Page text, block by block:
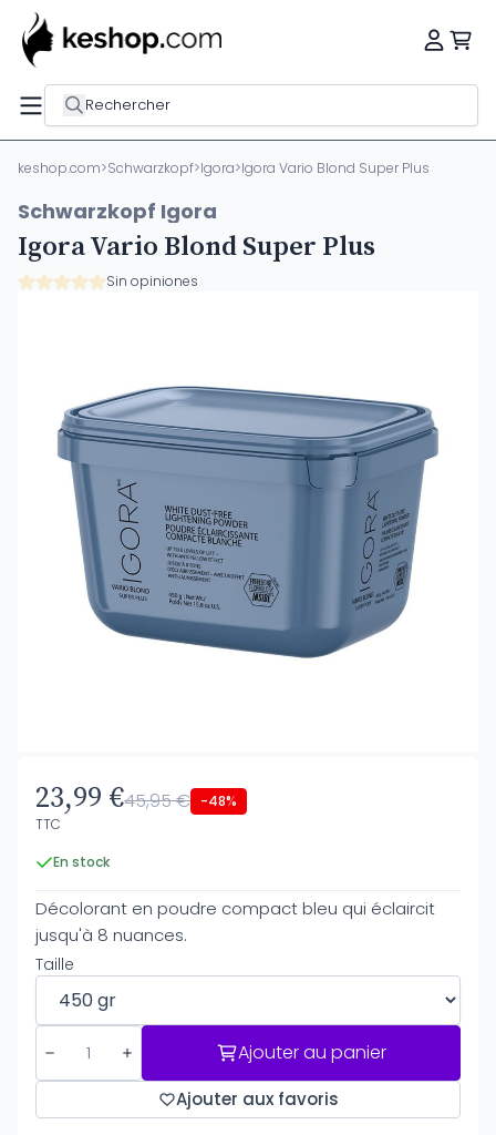
Rechercher
keshop.com>Schwarzkopf>Igora>Igora Vario Blond Super Plus
Schwarzkopf Igora
Igora Vario Blond Super Plus
Sin opiniones
23,99 €45,95 € -48%
TTC
En stock
Décolorant en poudre compact bleu qui éclaircit
jusqu'à 8 nuances.
Taille
Ajouter au panier
Ajouter aux favoris